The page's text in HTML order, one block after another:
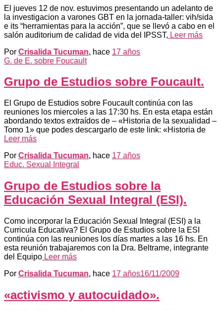
El jueves 12 de nov. estuvimos presentando un adelanto de
la investigacion a varones GBT en la jornada-taller: vih/sida
e its “herramientas para la acción”, que se llevó a cabo en el
salón auditorium de calidad de vida del IPSST, Leer más
Por Crisalida Tucuman, hace 17 años
G. de E. sobre Foucault
Grupo de Estudios sobre Foucault.
El Grupo de Estudios sobre Foucault continúa con las
reuniones los miercoles a las 17:30 hs. En esta etapa están
abordando textos extraídos de – «Historia de la sexualidad –
Tomo 1» que podes descargarlo de este link: «Historia de
Leer más
Por Crisalida Tucuman, hace 17 años
Educ. Sexual Integral
Grupo de Estudios sobre la
Educación Sexual Integral (ESI).
Como incorporar la Educación Sexual Integral (ESI) a la
Curricula Educativa? El Grupo de Estudios sobre la ESI
continúa con las reuniones los días martes a las 16 hs. En
esta reunión trabajaremos con la Dra. Beltrame, integrante
del Equipo Leer más
Por Crisalida Tucuman, hace 17 años16/11/2009
«activismo y autocuidado».